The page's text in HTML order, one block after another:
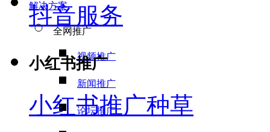
解决方案
全网推广
视频推广
新闻推广
论坛推广
抖音服务
小红书推广
小红书推广种草